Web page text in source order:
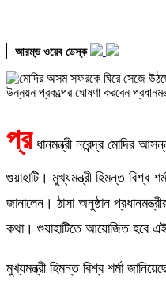
আরম্ভ ওয়েব ডেস্ক
প্র ধানমন্ত্রী নরেন্দ্র মোদির
গুয়াহাটি। মুখ্যমন্ত্রী হিমন্ত বিশ্ব
জানালেন। ঠাসা অনুষ্ঠান
কথা। গুয়াহাটিতে আয়োজিত হবে
মুখ্যমন্ত্রী হিমন্ত বিশ্ব শর্মা